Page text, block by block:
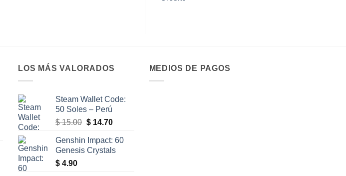
LOS MÁS VALORADOS
Steam Wallet Code:
50 Soles – Perú
$15.00 El
original
era:
$14.70El
actual
es:
Genshin Impact: 60
Genesis Crystals
$ 4.90
MEDIOS DE PAGOS